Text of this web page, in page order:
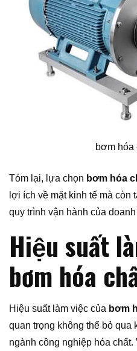
bơm hóa
Tóm lại, lựa chọn bơm hóa
lợi ích về mặt kinh tế mà còn
quy trình vận hành của
Hiệu suất
bơm hóa
Hiệu suất làm việc của bơm
quan trọng không thể bỏ qua
ngành công nghiệp hóa